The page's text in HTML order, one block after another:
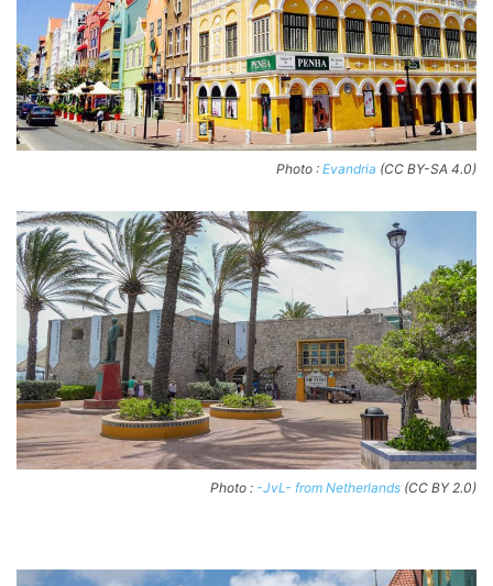
Photo : Evandria (CC BY-SA 4.0)
Photo : -JvL- from Netherlands (CC BY 2.0)